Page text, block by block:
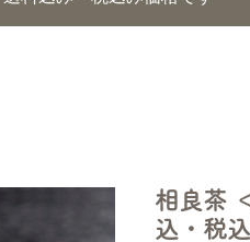
相良茶
込・税込